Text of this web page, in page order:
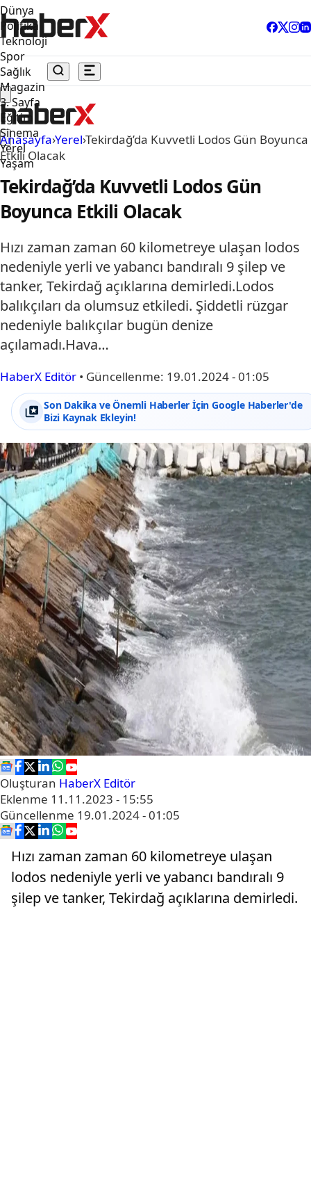
Dünya
Politika
Teknoloji
Spor
Sağlık
Magazin
3. Sayfa
Eğitim
Sinema
Yerel
Yaşam
Anasayfa›Yerel›Tekirdağ’da Kuvvetli Lodos Gün Boyunca
Etkili Olacak
Tekirdağ’da Kuvvetli Lodos Gün
Boyunca Etkili Olacak
Hızı zaman zaman 60 kilometreye ulaşan lodos
nedeniyle yerli ve yabancı bandıralı 9 şilep ve
tanker, Tekirdağ açıklarına demirledi.Lodos
balıkçıları da olumsuz etkiledi. Şiddetli rüzgar
nedeniyle balıkçılar bugün denize
açılamadı.Hava…
HaberX Editör • Güncellenme: 19.01.2024 - 01:05
Son Dakika ve Önemli Haberler İçin Google Haberler'de
Bizi Kaynak Ekleyin!
Oluşturan HaberX Editör
Eklenme 11.11.2023 - 15:55
Güncellenme 19.01.2024 - 01:05
Hızı zaman zaman 60 kilometreye ulaşan
lodos nedeniyle yerli ve yabancı bandıralı 9
şilep ve tanker, Tekirdağ açıklarına demirledi.